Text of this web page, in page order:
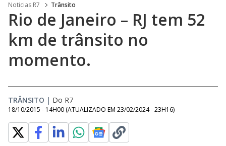
Noticias R7 Trânsito
Rio de Janeiro – RJ tem 52
km de trânsito no
momento.
TRÂNSITO | Do R7
18/10/2015 - 14H00 (ATUALIZADO EM 23/02/2024 - 23H16)